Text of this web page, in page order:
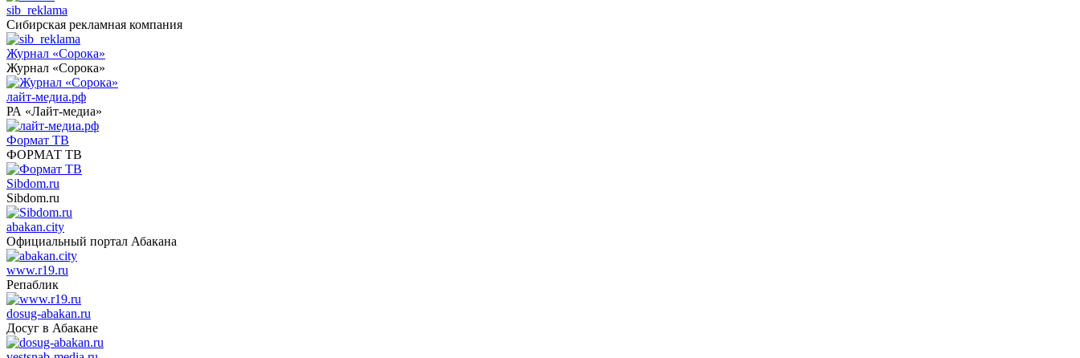
sib_reklama
Сибирская рекламная компания
Журнал «Сорока»
Журнал «Сорока»
лайт-медиа.рф
РА «Лайт-медиа»
Формат ТВ
ФОРМАТ ТВ
Sibdom.ru
Sibdom.ru
abakan.city
Официальный портал Абакана
www.r19.ru
Репаблик
dosug-abakan.ru
Досуг в Абакане